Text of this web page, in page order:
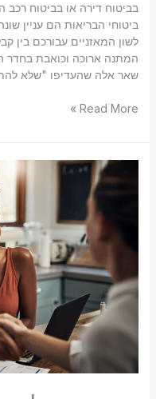
בביטוח דירה או בביטוח
ביטוחי הבריאות הם עניין
לשון המאזניים עבורכם בין
המתנה ארוכה וכואבת בחדר
שאר אלה שהעדיפו "שלא
Read More »
חשוב
אצבע
על
על
התיק
הביטוחי
והתיק